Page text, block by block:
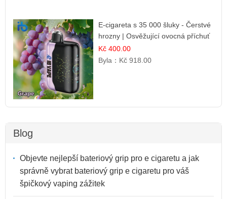
E-cigareta s 35 000 šluky - Čerstvé
hrozny | Osvěžující ovocná příchuť
Kč 400.00
Byla： Kč 918.00
Blog
Objevte nejlepší bateriový grip pro e cigaretu a jak
správně vybrat bateriový grip e cigaretu pro váš
špičkový vaping zážitek